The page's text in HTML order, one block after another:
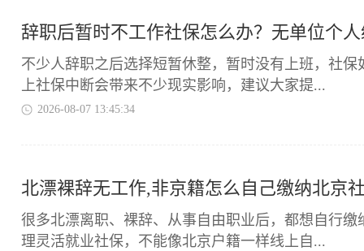
辞职后暂时不工作社保怎么办？无单位个
不少人辞职之后选择短暂休整，暂时没有上班，社
上社保中断会带来不少现实影响，建议大家提...
2026-08-07 13:45:34
北漂裸辞无工作,非京籍怎么自己缴纳北京
很多北漂离职、裸辞、从事自由职业后，都想自行
理灵活就业社保，不能像北京户籍一样线上自...